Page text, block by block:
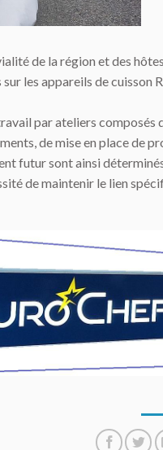
de la région et des
les appareils de
par ateliers
de mise en place de
futur sont ainsi
de maintenir le lien